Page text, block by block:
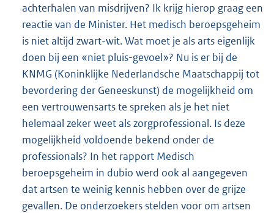
achterhalen van misdrijven? Ik krijg hierop graag een
reactie van de Minister. Het medisch beroepsgeheim
is niet altijd zwart-wit. Wat moet je als arts eigenlijk
doen bij een «niet pluis-gevoel»? Nu is er bij de
KNMG (Koninklijke Nederlandsche Maatschappij tot
bevordering der Geneeskunst) de mogelijkheid om
een vertrouwensarts te spreken als je het niet
helemaal zeker weet als zorgprofessional. Is deze
mogelijkheid voldoende bekend onder de
professionals? In het rapport Medisch
beroepsgeheim in dubio werd ook al aangegeven
dat artsen te weinig kennis hebben over de grijze
gevallen. De onderzoekers stelden voor om artsen